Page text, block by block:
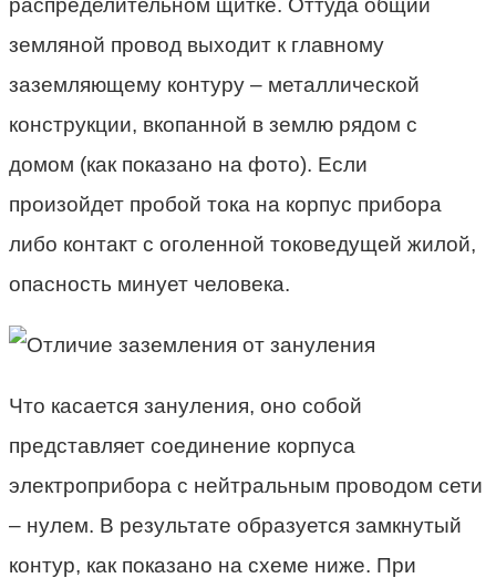
распределительном щитке. Оттуда общий
земляной провод выходит к главному
заземляющему контуру – металлической
конструкции, вкопанной в землю рядом с
домом (как показано на фото). Если
произойдет пробой тока на корпус прибора
либо контакт с оголенной токоведущей жилой,
опасность минует человека.
Что касается зануления, оно собой
представляет соединение корпуса
электроприбора с нейтральным проводом сети
– нулем. В результате образуется замкнутый
контур, как показано на схеме ниже. При